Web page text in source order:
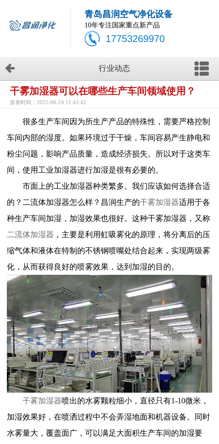
青岛昌润空气净化设备
10年专注国家重点新产品
17753269970
行业动态
干雾加湿器可以在哪些生产车间领域使用？
发表时间：2022-06-24 11:43:42
很多生产车间因为所生产产品的特殊性，需要严格控制
车间内部的湿度。如果环境过于干燥，车间容易产生静电和
粉尘问题，影响产品质量，造成经济损失。所以对于这类车
间，使用工业加湿器进行加湿是很有必要的。
市面上的工业加湿器种类繁多。我们应该如何选择合适
的 ？ 二流体加湿器怎么样 ？昌润生产的干雾加湿器适用于各
种生产车间加湿，加湿效果也很好。这种干雾加湿器，又称
二流体加湿器 ，主要是利用虹吸雾化的原理，将分离后的压
缩气体和液体在特制的不锈钢喷嘴处结合起来，实现两级雾
化，从而获得良好的喷雾效果，达到加湿的目的。
干雾加湿器喷出的水雾颗粒细小，直径只有1-10微米，
加湿效果好，在喷洒过程中不会弄湿地面和机器设备。同时
水雾量大，覆盖面广，可以满足大面积生产车间的加湿要